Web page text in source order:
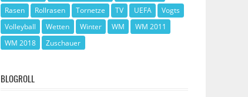
Rasen
Rollrasen Tornetze TV UEFA
Vogts
Volleyball
Wetten Winter WM
WM 2011
WM 2018
Zuschauer
BLOGROLL